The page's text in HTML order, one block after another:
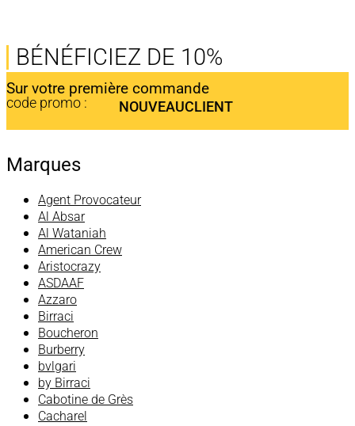
BÉNÉFICIEZ DE 10%
Sur votre première commande
code promo : NOUVEAUCLIENT
Marques
Agent Provocateur
Al Absar
Al Wataniah
American Crew
Aristocrazy
ASDAAF
Azzaro
Birraci
Boucheron
Burberry
bvlgari
by Birraci
Cabotine de Grès
Cacharel